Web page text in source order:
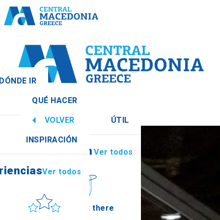
IR
QUÉ HACER
VOLVER ÚTIL
Información Ver todos
How to get there
INSPIRACIÓN
Ver todos